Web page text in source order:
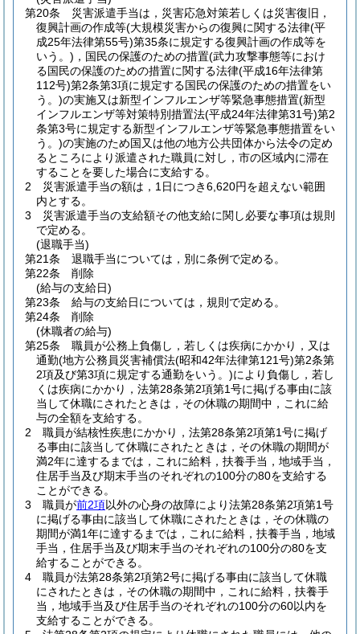
第20条
災害派遣手当は，災害応急対策若しくは災害復旧，
復興計画の作成等(大規模災害からの復興に関する法律(平
成25年法律第55号)第35条に規定する復興計画の作成等を
いう。) ，国民の保護のための措置(武力攻撃事態等におけ
る国民の保護のための措置に関する法律(平成16年法律第
112号)第2条第3項に規定する国民の保護のための措置をい
う。)の実施又は新型インフルエンザ等緊急事態措置(新型
インフルエンザ等対策特別措置法(平成24年法律第31号)第2
条第3号に規定する新型インフルエンザ等緊急事態措置をい
う。)の実施のため国又は他の地方公共団体から法令の定め
るところにより派遣された職員に対し，市の区域内に滞在
することを要した場合に支給する。
2
災害派遣手当の額は，1日につき6,620円を超えない範囲
内とする。
3
災害派遣手当の支給額その他支給に関し必要な事項は規則
で定める。
(退職手当)
第21条
退職手当については，別に条例で定める。
第22条
削除
(給与の支給日)
第23条
給与の支給日については，規則で定める。
第24条
削除
(休職者の給与)
第25条
職員が公務上負傷し，若しくは疾病にかかり，又は
通勤(地方公務員災害補償法(昭和42年法律第121号)第2条第
2項及び第3項に規定する通勤をいう。)により負傷し，若し
くは疾病にかかり，法第28条第2項第1号に掲げる事由に該
当して休職にされたときは，その休職の期間中，これに給
与の全額を支給する。
2
職員が結核性疾患にかかり，法第28条第2項第1号に掲げ
る事由に該当して休職にされたときは，その休職の期間が
満2年に達するまでは，これに給料，扶養手当，地域手当，
住居手当及び期末手当のそれぞれの100分の80を支給する
ことができる。
3
職員が前2項以外の心身の故障により法第28条第2項第1号
に掲げる事由に該当して休職にされたときは，その休職の
期間が満1年に達するまでは，これに給料，扶養手当，地域
手当，住居手当及び期末手当のそれぞれの100分の80を支
給することができる。
4
職員が法第28条第2項第2号に掲げる事由に該当して休職
にされたときは，その休職の期間中，これに給料，扶養手
当，地域手当及び住居手当のそれぞれの100分の60以内を
支給することができる。